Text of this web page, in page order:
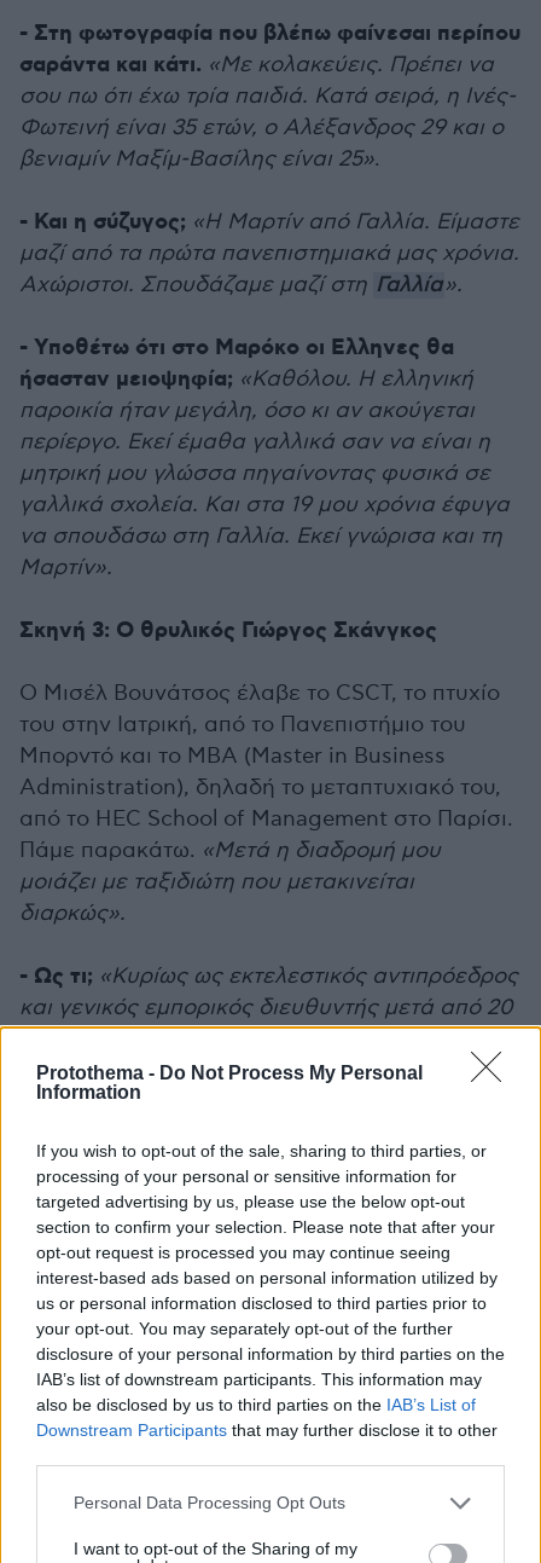
Protothema - Do Not Process My Personal
Information
If you wish to opt-out of the sale, sharing to third parties, or
processing of your personal or sensitive information for
targeted advertising by us, please use the below opt-out
section to confirm your selection. Please note that after your
opt-out request is processed you may continue seeing
interest-based ads based on personal information utilized by
us or personal information disclosed to third parties prior to
your opt-out. You may separately opt-out of the further
disclosure of your personal information by third parties on the
IAB’s list of downstream participants. This information may
also be disclosed by us to third parties on the IAB’s List of
Downstream Participants that may further disclose it to other
Please note that this website/app uses one or more Google
not limited to your visit or usage behaviour. You may click to
Personal Data Processing Opt Outs
I want to opt-out of the Sharing of my
- Στη φωτογραφία που βλέπω φαίνεσαι περίπου
σαράντα και κάτι. «Με κολακεύεις. Πρέπει να
σου πω ότι έχω τρία παιδιά. Κατά σειρά, η Ινές-
Φωτεινή είναι 35 ετών, ο Αλέξανδρος 29 και ο
βενιαμίν Μαξίμ-Βασίλης είναι 25».
- Και η σύζυγος; «Η Μαρτίν από Γαλλία. Είμαστε
μαζί από τα πρώτα πανεπιστημιακά μας χρόνια.
Αχώριστοι. Σπουδάζαμε μαζί στη Γαλλία».
- Υποθέτω ότι στο Μαρόκο οι Ελληνες θα
ήσασταν μειοψηφία; «Καθόλου. Η ελληνική
παροικία ήταν μεγάλη, όσο κι αν ακούγεται
περίεργο. Εκεί έμαθα γαλλικά σαν να είναι η
μητρική μου γλώσσα πηγαίνοντας φυσικά σε
γαλλικά σχολεία. Και στα 19 μου χρόνια έφυγα
να σπουδάσω στη Γαλλία. Εκεί γνώρισα και τη
Μαρτίν».
Σκηνή 3: Ο θρυλικός Γιώργος Σκάνγκος
Ο Μισέλ Βουνάτσος έλαβε το CSCT, το πτυχίο
του στην Ιατρική, από το Πανεπιστήμιο του
Μπορντό και το ΜΒΑ (Master in Business
Administration), δηλαδή το μεταπτυχιακό του,
από το HEC School of Management στο Παρίσι.
Πάμε παρακάτω. «Μετά η διαδρομή μου
μοιάζει με ταξιδιώτη που μετακινείται
διαρκώς».
- Ως τι; «Κυρίως ως εκτελεστικός αντιπρόεδρος
και γενικός εμπορικός διευθυντής μετά από 20
σειρά λοιπόν. Πρώτα στην Ελβετία για τέσσερα
χρόνια, μετά Σαουδική Αραβία, μετά για
1997 μέχρι το 2002, στην Πολωνία, ύστερα στο
Βέλγιο αλλά και στη Γαλλία, ακολούθησε η
Κίνακαι όλα αυτά για 20 ολόκληρα χρόνια».
- Μόνος σου ή μαζί με την οικογένεια; «Πάντα
με την οικογένεια».
- Σου ξέφυγε η Ελλάδα. «Καθόλου. Κάθε
καλοκαίρι ερχόμαστε Ελλάδα και μάλιστα στη
Χίο όπου διατηρούμε δικό μας σπίτι».
Η Biogen είναι συνδεδεμένη με ελληνικά
ονόματα. Και μάλιστα σε άκρως ηγετικές